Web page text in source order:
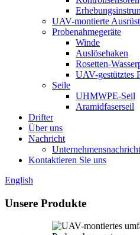
UAV-montierte
Probenahmegeräte
Winde
Auslösehaken
Rosetten-
UAV-gestütztes
Seile
UHMWPE-Seil
Aramidfaserseil
Drifter
Über uns
Nachricht
Kontaktieren Sie uns
English
Unsere Produkte